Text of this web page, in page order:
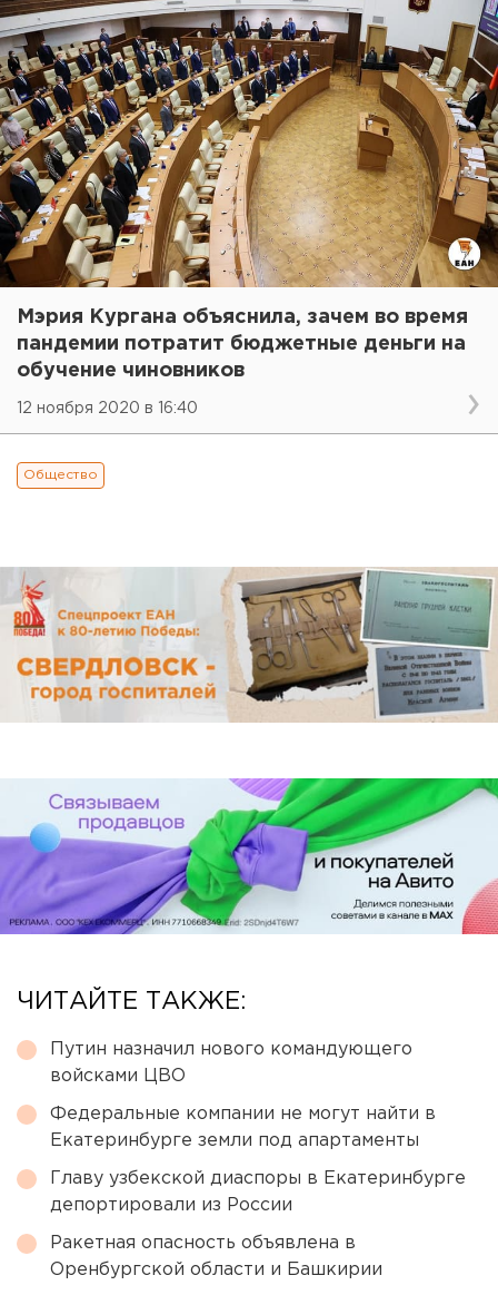
Мэрия Кургана объяснила, зачем во время
пандемии потратит бюджетные деньги на
обучение чиновников
12 ноября 2020 в 16:40
Общество
ЧИТАЙТЕ ТАКЖЕ:
Путин назначил нового командующего
войсками ЦВО
Федеральные компании не могут найти в
Екатеринбурге земли под апартаменты
Главу узбекской диаспоры в Екатеринбурге
депортировали из России
Ракетная опасность объявлена в
Оренбургской области и Башкирии